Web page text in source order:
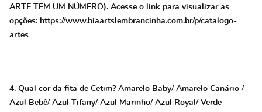
ARTE TEM UM NÚMERO). Acesse o link para visualizar as
opções: https://www.biaartslembrancinha.com.br/p/catalogo-
artes
4. Qual cor da fita de Cetim? Amarelo Baby/ Amarelo Canário /
Azul Bebê/ Azul Tifany/ Azul Marinho/ Azul Royal/ Verde